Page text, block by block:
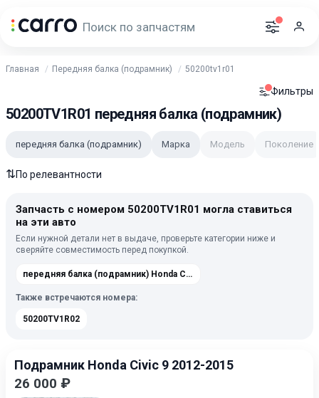
Главная Передняя балка (подрамник) 50200tv1r01
Фильтры
50200TV1R01 передняя балка (подрамник)
передняя балка (подрамник) Марка Модель Поколение
⇅По релевантности
Запчасть с номером 50200TV1R01 могла ставиться
на эти авто
Если нужной детали нет в выдаче, проверьте категории ниже и
сверяйте совместимость перед покупкой.
передняя балка (подрамник) Honda Civic 9 2012-2015
Также встречаются номера:
50200TV1R02
Подрамник Honda Civic 9 2012-2015
26 000 ₽